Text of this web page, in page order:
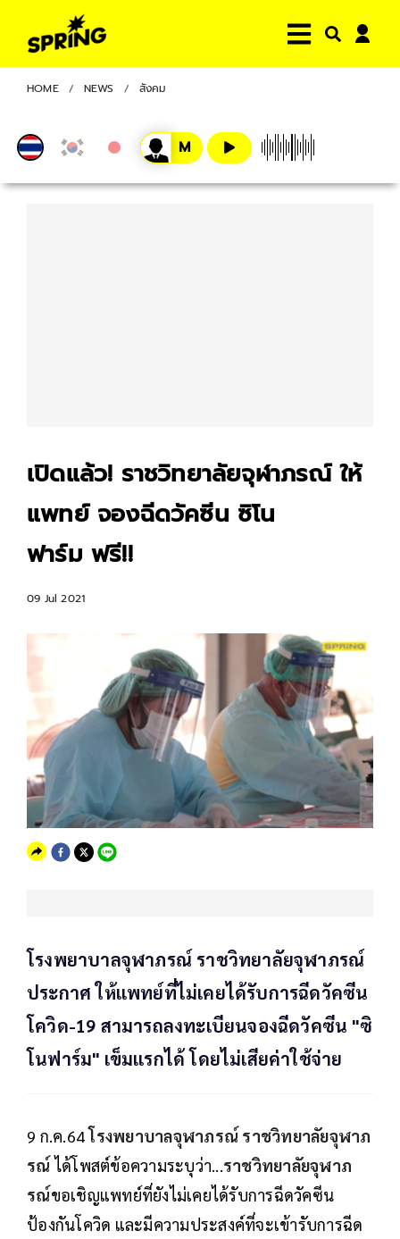
HOME NEWS สังคม
เปิดแล้ว! ราชวิทยาลัยจุฬาภรณ์ ให้
แพทย์ จองฉีดวัคซีน ซิโน
ฟาร์ม ฟรี!!
09 Jul 2021
โรงพยาบาลจุฬาภรณ์ ราชวิทยาลัยจุฬาภรณ์
ประกาศ ให้แพทย์ที่ไม่เคยได้รับการฉีดวัคซีน
โควิด-19 สามารถลงทะเบียนจองฉีดวัคซีน "ซิ
โนฟาร์ม" เข็มแรกได้ โดยไม่เสียค่าใช้จ่าย
9 ก.ค.64โรงพยาบาลจุฬาภรณ์ ราชวิทยาลัยจุฬาภ
รณ์ ได้โพสต์ข้อความระบุว่า...ราชวิทยาลัยจุฬาภ
รณ์ขอเชิญแพทย์ที่ยังไม่เคยได้รับการฉีดวัคซีน
ป้องกันโควิด และมีความประสงค์ที่จะเข้ารับการฉีด